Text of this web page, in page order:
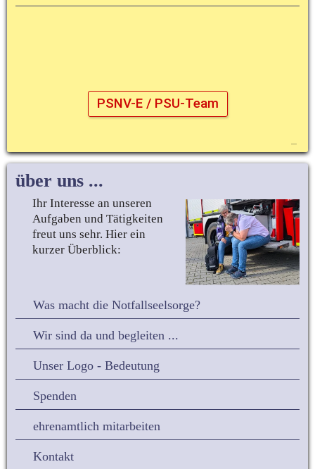
PSNV-E / PSU-Team
über uns ...
Ihr Interesse an unseren
Aufgaben und Tätigkeiten
freut uns sehr. Hier ein
kurzer Überblick:
Was macht die Notfallseelsorge?
Wir sind da und begleiten ...
Unser Logo - Bedeutung
Spenden
ehrenamtlich mitarbeiten
Kontakt